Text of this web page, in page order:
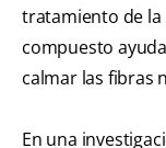
tratamiento de la
compuesto
calmar las fibras
En una